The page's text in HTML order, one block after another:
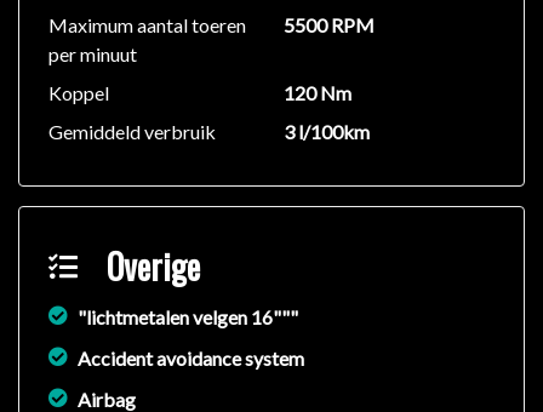
Maximum aantal toeren
per minuut
5500 RPM
Koppel
120 Nm
Gemiddeld verbruik
3 l/100km
Overige
"lichtmetalen velgen 16"""
Accident avoidance system
Airbag